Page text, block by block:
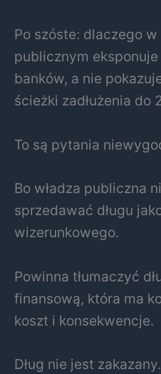
Po szóste: dlaczego
publicznym
banków, a nie
ścieżki zadłużenia do
To są pytania
Bo władza publiczna
sprzedawać długu
wizerunkowego.
Powinna tłumaczyć
finansową, która ma
koszt i konsekwencje.
Dług nie jest